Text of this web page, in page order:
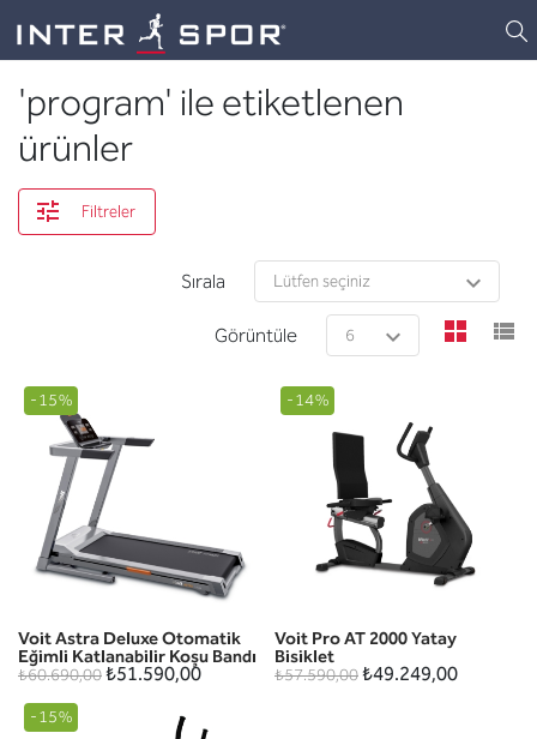
'program' ile etiketlenen
ürünler
Filtreler
Sırala
Görüntüle
-15%
Voit Astra Deluxe Otomatik
Eğimli Katlanabilir Koşu Bandı
₺60.690,00₺51.590,00
-14%
Voit Pro AT 2000 Yatay
Bisiklet
₺57.590,00₺49.249,00
-15%